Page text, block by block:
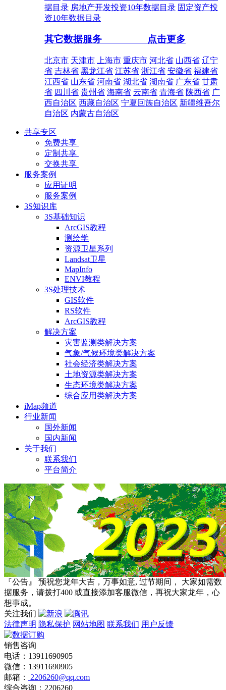
据目录 房地产开发投资10年数据目录 固定资产投
资10年数据目录
其它数据服务 点击更多
北京市 天津市 上海市 重庆市 河北省 山西省 辽宁
省 吉林省 黑龙江省 江苏省 浙江省 安徽省 福建省
江西省 山东省 河南省 湖北省 湖南省 广东省 甘肃
省 四川省 贵州省 海南省 云南省 青海省 陕西省 广
西自治区 西藏自治区 宁夏回族自治区 新疆维吾尔
自治区 内蒙古自治区
共享专区
免费共享
定制共享
交换共享
服务案例
应用证明
服务案例
3S知识库
3S基础知识
ArcGIS教程
测绘学
资源卫星系列
Landsat卫星
MapInfo
ENVI教程
3S处理技术
GIS软件
RS软件
ArcGIS教程
解决方案
灾害监测类解决方案
气象/气候环境类解决方案
社会经济类解决方案
土地资源类解决方案
生态环境类解决方案
综合应用类解决方案
iMap频道
行业新闻
国外新闻
国内新闻
关于我们
联系我们
平台简介
『公告』 预祝您龙年大吉，万事如意, 过节期间， 大家如需数
据服务，请拨打400 或直接添加客服微信，再祝大家龙年，心
想事成。
关注我们
法律声明 隐私保护 网站地图 联系我们 用户反馈
销售咨询
电话：13911690905
微信：13911690905
邮箱：
2206260@qq.com
综合咨询：2206260